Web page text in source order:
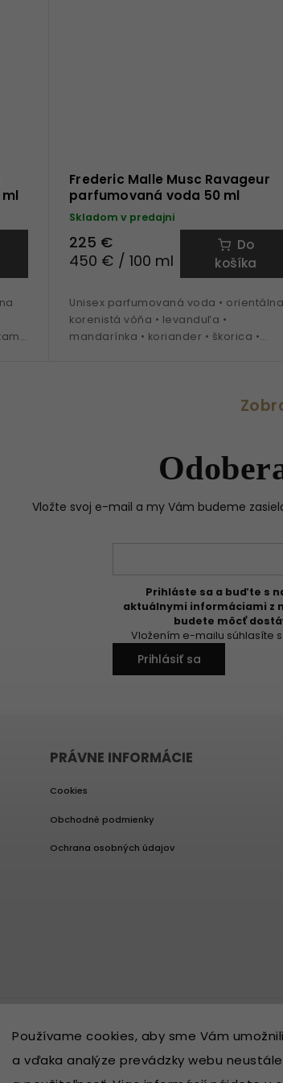
Používame cookies, aby sme Vám
a vďaka analýze prevádzky webu
•
Frederic Malle Musc Ravageur
parfumovaná voda 50 ml
Skladom v predajni
225 €
450 € / 100 ml
Do
košíka
Unisex parfumovaná voda • orientálna
korenistá vôňa • levanduľa •
mandarínka • koriander • škorica •
Vložte svoj e-mail a my Vám budeme
Prihláste sa a buďte s
aktuálnymi informáciami z
budete môcť
Vložením e-mailu súhlasíte s
Prihlásiť sa
PRÁVNE INFORMÁCIE
Cookies
Obchodné podmienky
Ochrana osobných údajov